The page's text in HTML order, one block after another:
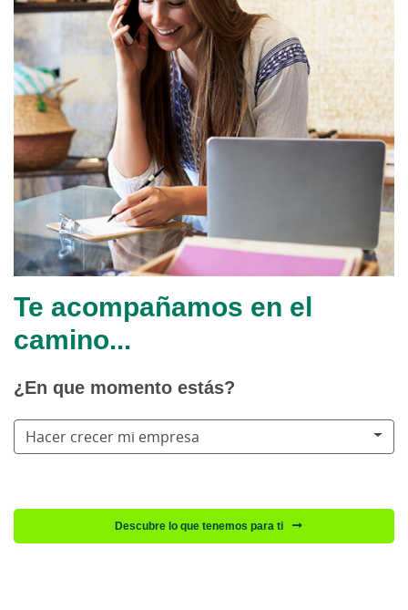
Te acompañamos en el
camino...
¿En que momento estás?
Hacer crecer mi empresa
Descubre lo que tenemos para ti